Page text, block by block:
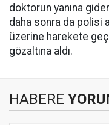
doktorun yanına
daha sonra da polisi
üzerine harekete
gözaltına aldı.
HABERE